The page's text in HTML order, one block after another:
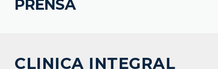
PRENSA
CLINICA INTEGRAL